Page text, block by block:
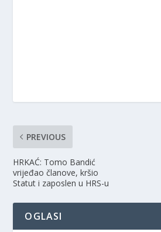
PREVIOUS
HRKAĆ: Tomo Bandić
vrijeđao članove, kršio
Statut i zaposlen u HRS-u
OGLASI